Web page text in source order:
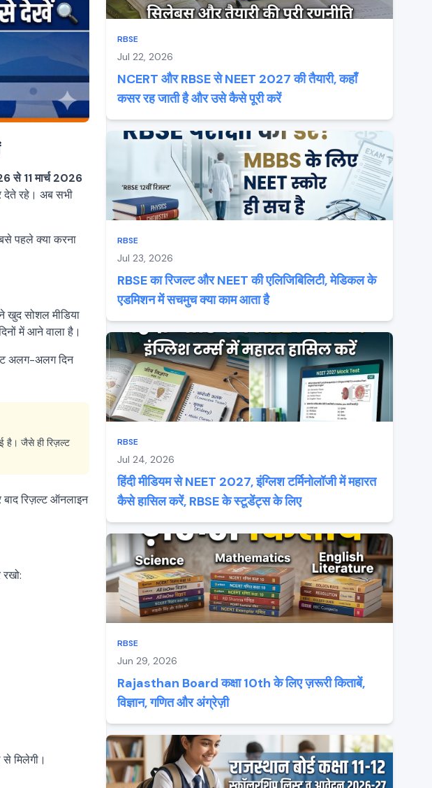
से 11 मार्च 2026
देते रहे। अब सभी
पहले क्या करना
खुद सोशल मीडिया
में आने वाला है।
अलग-अलग दिन
है। जैसे ही रिज़ल्ट
रिज़ल्ट ऑनलाइन
मिलेगी।
RBSE
Jul 22, 2026
NCERT और RBSE से NEET 2027 की तैयारी, कहाँ
कसर रह जाती है और उसे कैसे पूरी करें
RBSE
Jul 23, 2026
RBSE का रिजल्ट और NEET की एलिजिबिलिटी, मेडिकल के
एडमिशन में सचमुच क्या काम आता है
RBSE
Jul 24, 2026
हिंदी मीडियम से NEET 2027, इंग्लिश टर्मिनोलॉजी में महारत
कैसे हासिल करें, RBSE के स्टूडेंट्स के लिए
RBSE
Jun 29, 2026
Rajasthan Board कक्षा 10th के लिए ज़रूरी किताबें,
विज्ञान, गणित और अंग्रेज़ी